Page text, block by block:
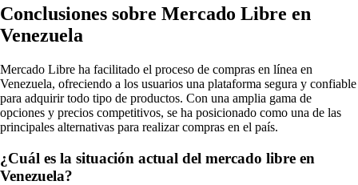
Conclusiones sobre Mercado Libre en
Venezuela
Mercado Libre ha facilitado el proceso de compras en línea en
Venezuela, ofreciendo a los usuarios una plataforma segura y confiable
para adquirir todo tipo de productos. Con una amplia gama de
opciones y precios competitivos, se ha posicionado como una de las
principales alternativas para realizar compras en el país.
¿Cuál es la situación actual del mercado libre en
Venezuela?